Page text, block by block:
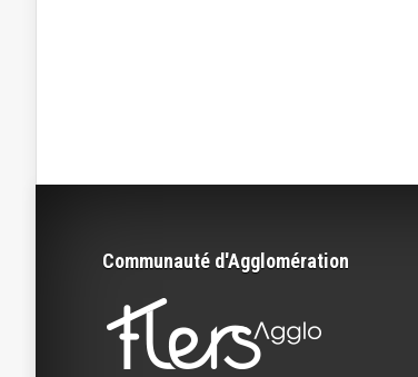
Communauté d'Agglomération